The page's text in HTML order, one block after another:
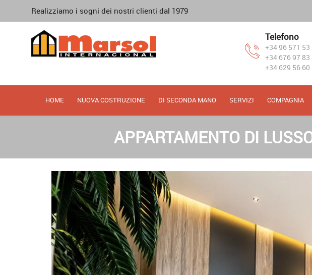
Realizziamo i sogni dei nostri clienti dal 1979
Telefono
+34 96 571 53
+34 676 97 83
+34 629 56 60
HOME NUOVA COSTRUZIONE DI SECONDA MANO SERVIZI COMPAGNIA
APPARTAMENTO DI